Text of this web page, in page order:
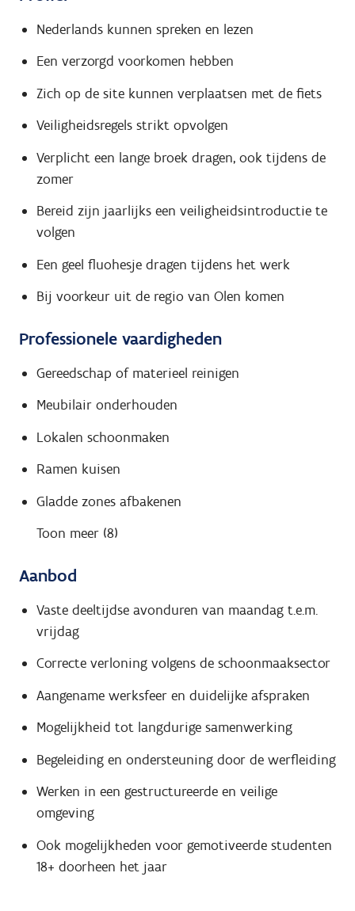
Nederlands kunnen spreken en lezen
Een verzorgd voorkomen hebben
Zich op de site kunnen verplaatsen met de fiets
Veiligheidsregels strikt opvolgen
Verplicht een lange broek dragen, ook tijdens de
zomer
Bereid zijn jaarlijks een veiligheidsintroductie te
volgen
Een geel fluohesje dragen tijdens het werk
Bij voorkeur uit de regio van Olen komen
Professionele vaardigheden
Gereedschap of materieel reinigen
Meubilair onderhouden
Lokalen schoonmaken
Ramen kuisen
Gladde zones afbakenen
Toon meer (8)
Aanbod
Vaste deeltijdse avonduren van maandag t.e.m.
vrijdag
Correcte verloning volgens de schoonmaaksector
Aangename werksfeer en duidelijke afspraken
Mogelijkheid tot langdurige samenwerking
Begeleiding en ondersteuning door de werfleiding
Werken in een gestructureerde en veilige
omgeving
Ook mogelijkheden voor gemotiveerde studenten
18+ doorheen het jaar